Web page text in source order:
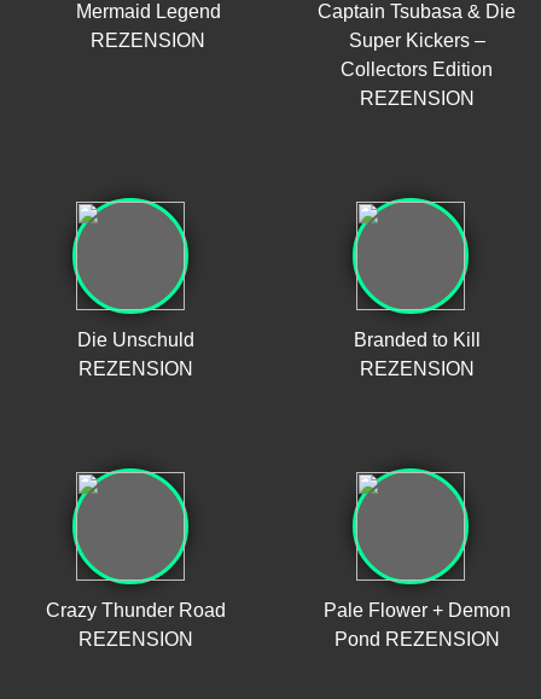
Mermaid Legend
REZENSION
Captain Tsubasa & Die
Super Kickers –
Collectors Edition
REZENSION
Die Unschuld
REZENSION
Branded to Kill
REZENSION
Crazy Thunder Road
REZENSION
Pale Flower + Demon
Pond REZENSION